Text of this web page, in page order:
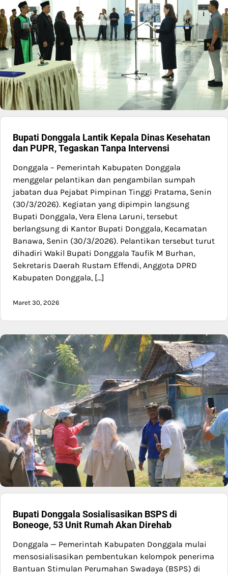
Bupati Donggala Lantik Kepala Dinas Kesehatan
dan PUPR, Tegaskan Tanpa Intervensi
Donggala – Pemerintah Kabupaten Donggala
menggelar pelantikan dan pengambilan sumpah
jabatan dua Pejabat Pimpinan Tinggi Pratama, Senin
(30/3/2026). Kegiatan yang dipimpin langsung
Bupati Donggala, Vera Elena Laruni, tersebut
berlangsung di Kantor Bupati Donggala, Kecamatan
Banawa, Senin (30/3/2026). Pelantikan tersebut turut
dihadiri Wakil Bupati Donggala Taufik M Burhan,
Sekretaris Daerah Rustam Effendi, Anggota DPRD
Kabupaten Donggala, […]
Maret 30, 2026
Bupati Donggala Sosialisasikan BSPS di
Boneoge, 53 Unit Rumah Akan Direhab
Donggala — Pemerintah Kabupaten Donggala mulai
mensosialisasikan pembentukan kelompok penerima
Bantuan Stimulan Perumahan Swadaya (BSPS) di